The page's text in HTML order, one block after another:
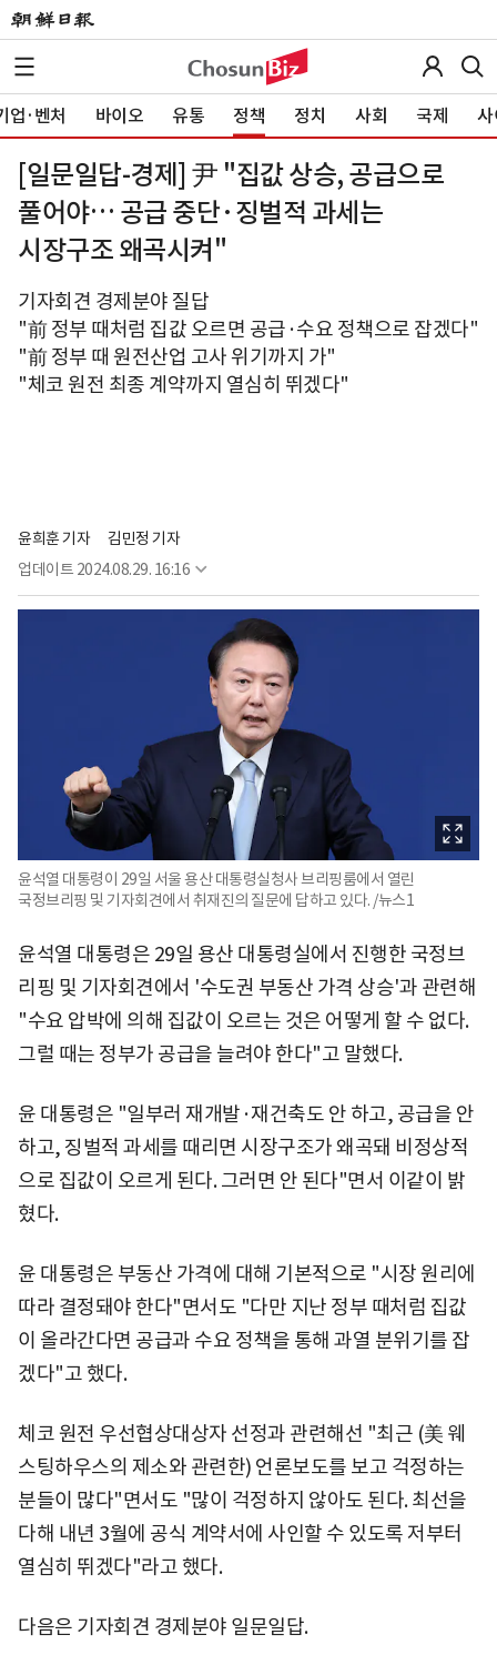
업·벤처 바이오 유통 정책 정치 사회 국제 사
[일문일답-경제] 尹 "집값 상승, 공급으로
풀어야… 공급 중단·징벌적 과세는
시장구조 왜곡시켜"
기자회견 경제분야 질답
"前 정부 때처럼 집값 오르면 공급·수요 정책으로 잡겠다"
"前 정부 때 원전산업 고사 위기까지 가"
"체코 원전 최종 계약까지 열심히 뛰겠다"
윤희훈 기자
김민정 기자
업데이트 2024.08.29. 16:16
윤석열 대통령이 29일 서울 용산 대통령실청사 브리핑룸에서 열린
국정브리핑 및 기자회견에서 취재진의 질문에 답하고 있다. /뉴스1
윤석열 대통령은 29일 용산 대통령실에서 진행한 국정브
리핑 및 기자회견에서 '수도권 부동산 가격 상승'과 관련해
"수요 압박에 의해 집값이 오르는 것은 어떻게 할 수 없다.
그럴 때는 정부가 공급을 늘려야 한다"고 말했다.
윤 대통령은 "일부러 재개발·재건축도 안 하고, 공급을 안
하고, 징벌적 과세를 때리면 시장구조가 왜곡돼 비정상적
으로 집값이 오르게 된다. 그러면 안 된다"면서 이같이 밝
혔다.
윤 대통령은 부동산 가격에 대해 기본적으로 "시장 원리에
따라 결정돼야 한다"면서도 "다만 지난 정부 때처럼 집값
이 올라간다면 공급과 수요 정책을 통해 과열 분위기를 잡
겠다"고 했다.
체코 원전 우선협상대상자 선정과 관련해선 "최근 (美 웨
스팅하우스의 제소와 관련한) 언론보도를 보고 걱정하는
분들이 많다"면서도 "많이 걱정하지 않아도 된다. 최선을
다해 내년 3월에 공식 계약서에 사인할 수 있도록 저부터
열심히 뛰겠다"라고 했다.
다음은 기자회견 경제분야 일문일답.